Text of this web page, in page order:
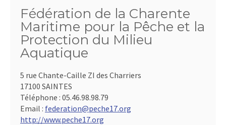
Fédération de la Charente
Maritime pour la Pêche et la
Protection du Milieu
Aquatique
5 rue Chante-Caille ZI des Charriers
17100 SAINTES
Téléphone : 05.46.98.98.79
Email : federation@peche17.org
http://www.peche17.org